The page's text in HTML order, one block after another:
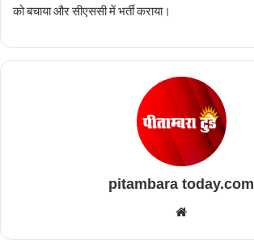
को बचाया और सीएससी में भर्ती कराया।
pitambara today.com
Website